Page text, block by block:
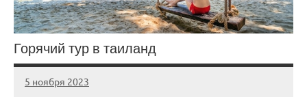
Горячий тур в таиланд
5 ноября 2023
Avtor
Нет